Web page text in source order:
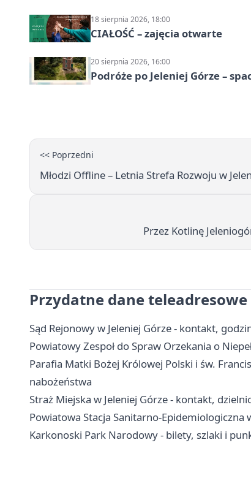
18 sierpnia 2026, 18:00
CIAŁOŚĆ – zajęcia otwarte
20 sierpnia 2026, 16:00
Podróże po Jeleniej Górze –
<< Poprzedni
Młodzi Offline – Letnia Strefa Rozwoju w
Przez Kotlinę
Przydatne dane teleadresowe
Sąd Rejonowy w Jeleniej Górze - kontakt,
Powiatowy Zespoł do Spraw Orzekania o
Parafia Matki Bożej Królowej Polski i św.
nabożeństwa
Straż Miejska w Jeleniej Górze - kontakt,
Powiatowa Stacja Sanitarno-Epidemiologiczna
Karkonoski Park Narodowy - bilety, szlaki i